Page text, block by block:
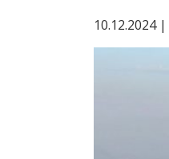
10.12.2024 |